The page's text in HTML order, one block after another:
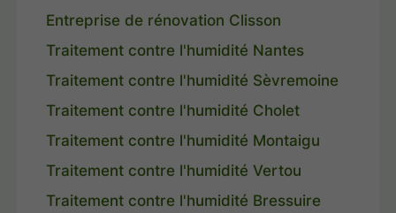
Entreprise de rénovation Clisson
Traitement contre l'humidité Nantes
Traitement contre l'humidité Sèvremoine
Traitement contre l'humidité Cholet
Traitement contre l'humidité Montaigu
Traitement contre l'humidité Vertou
Traitement contre l'humidité Bressuire